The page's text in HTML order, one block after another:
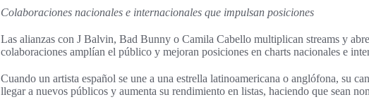
Colaboraciones nacionales e internacionales que impulsan posiciones
Las alianzas con J Balvin, Bad Bunny o Camila Cabello multiplican streams y
colaboraciones amplían el público y mejoran posiciones en charts nacionales e
Cuando un artista español se une a una estrella latinoamericana o anglófona, su
llegar a nuevos públicos y aumenta su rendimiento en listas, haciendo que sean